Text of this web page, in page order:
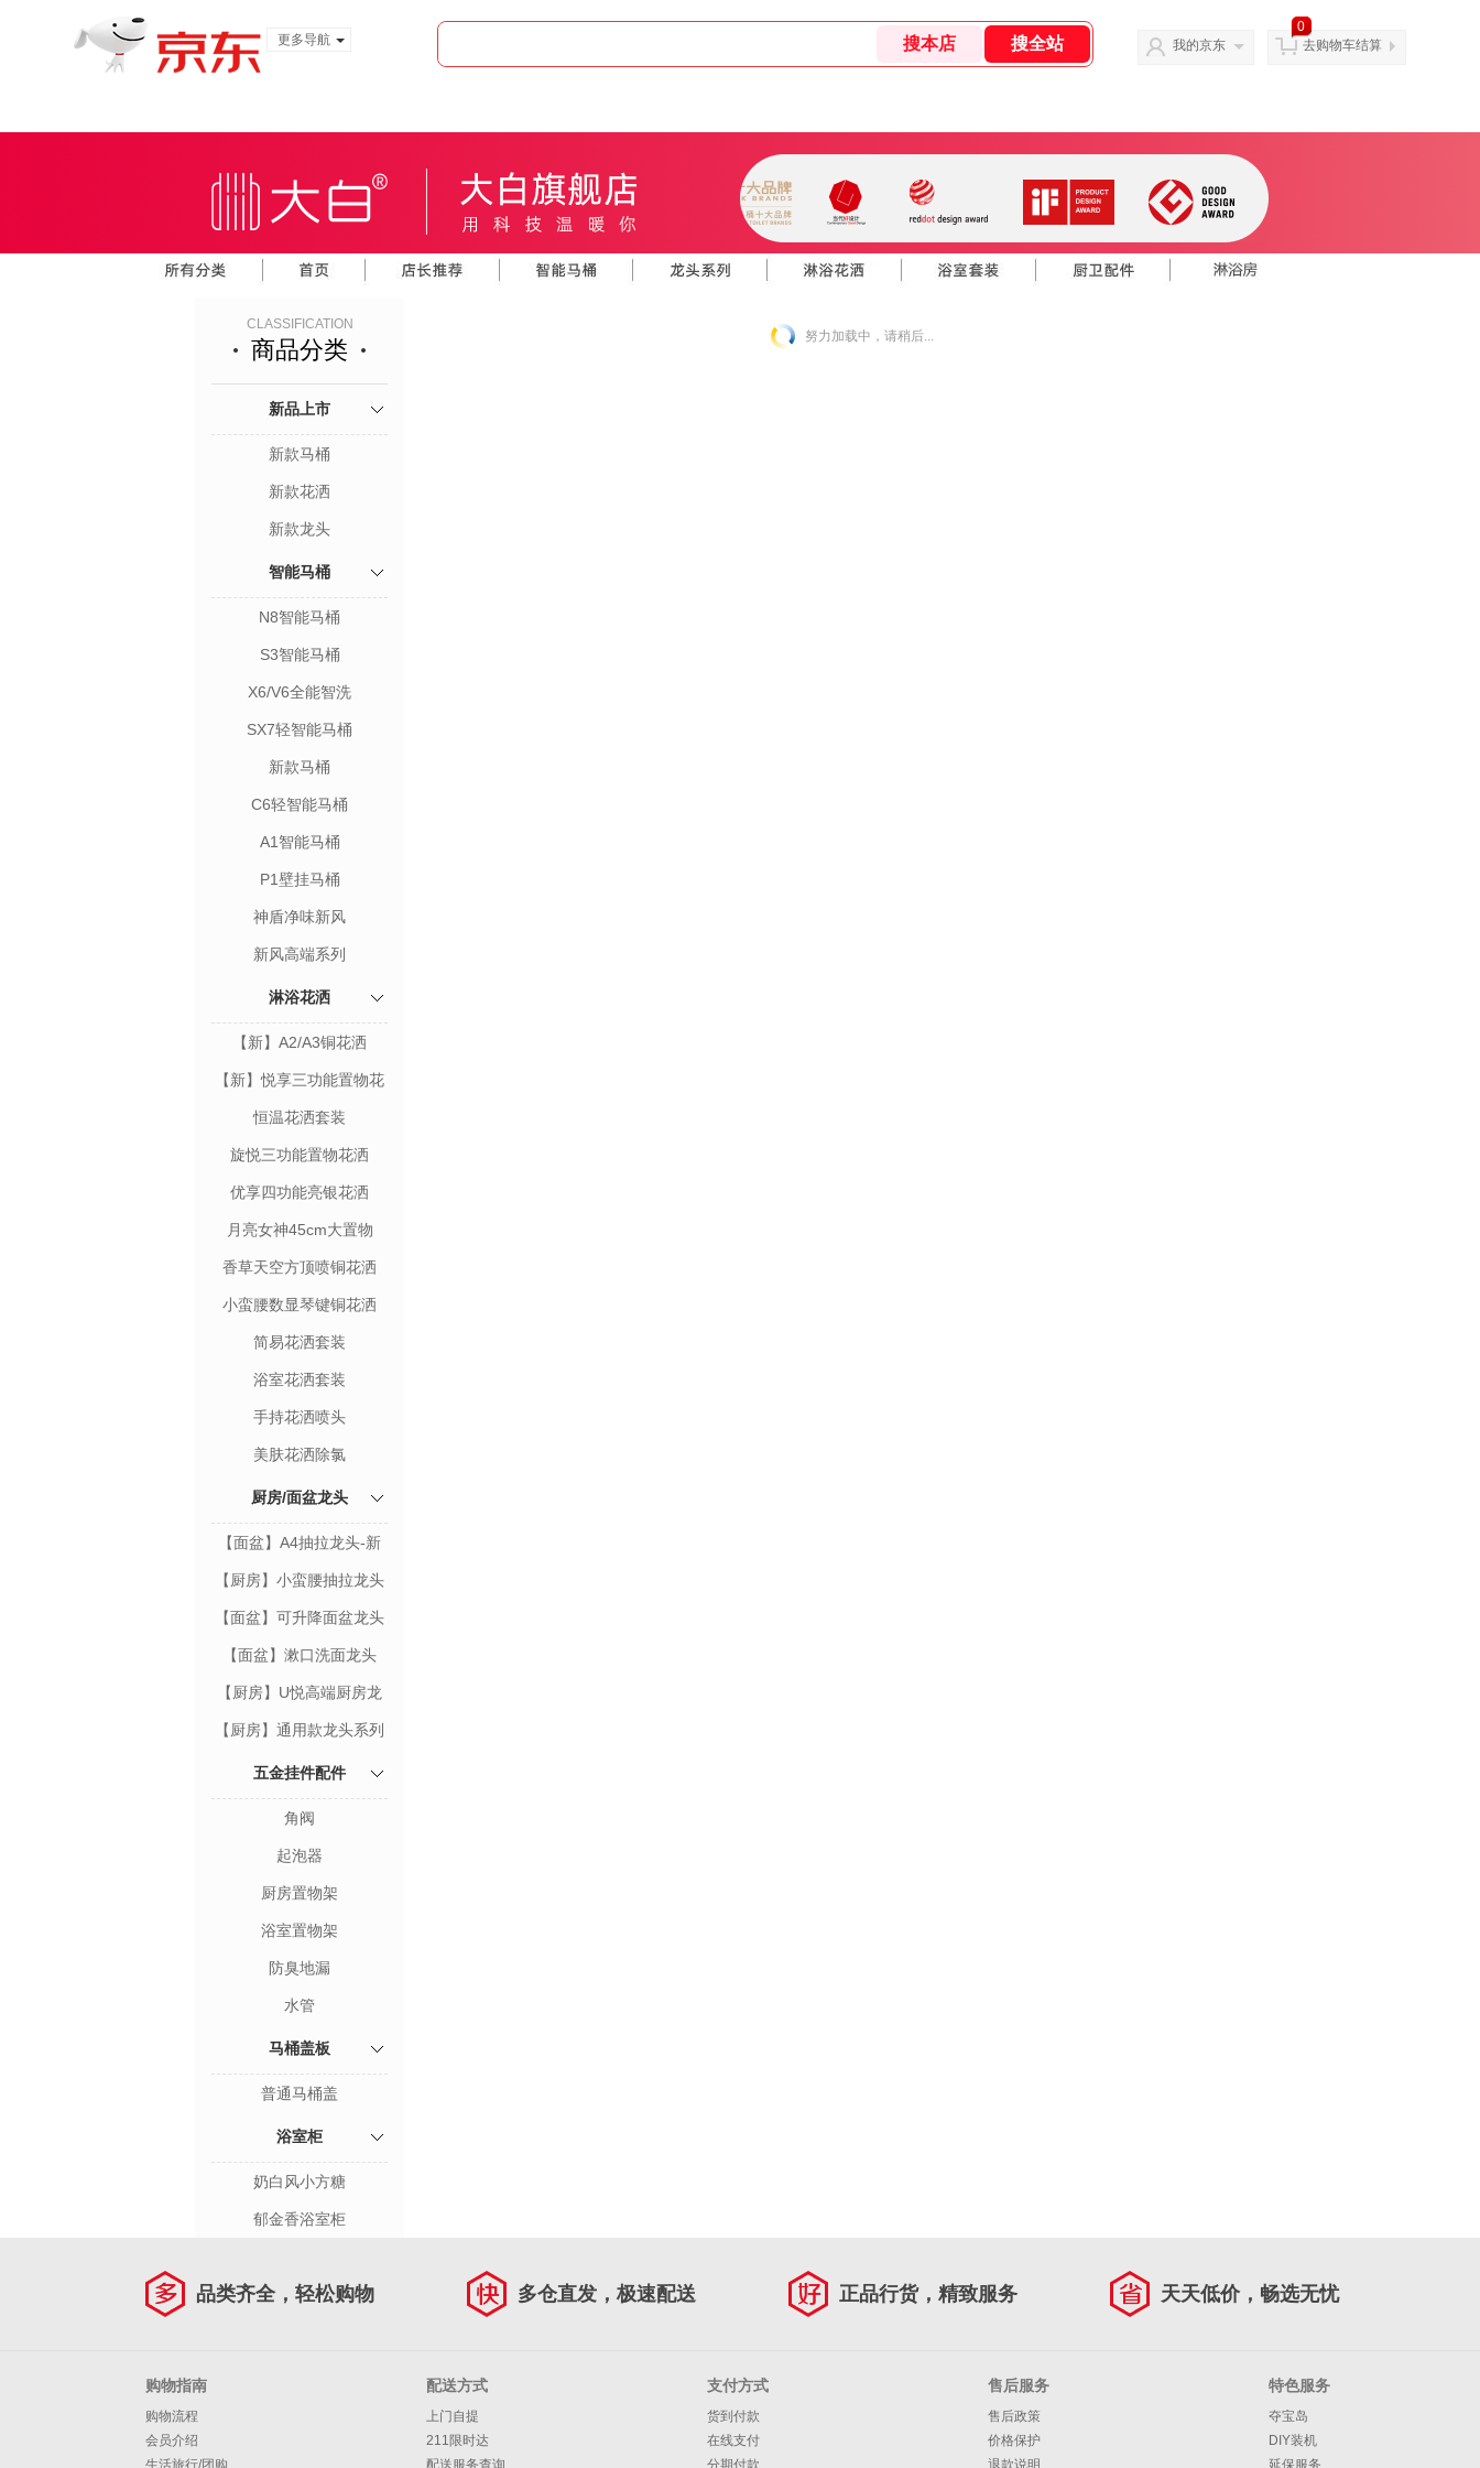
更多导航
我的京东
0
去购物车结算
CLASSIFICATION
商品分类
新品上市
新款马桶
新款花洒
新款龙头
智能马桶
N8智能马桶
S3智能马桶
X6/V6全能智洗
SX7轻智能马桶
新款马桶
C6轻智能马桶
A1智能马桶
P1壁挂马桶
神盾净味新风
新风高端系列
淋浴花洒
【新】A2/A3铜花洒
【新】悦享三功能置物花
洒
恒温花洒套装
旋悦三功能置物花洒
优享四功能亮银花洒
月亮女神45cm大置物
香草天空方顶喷铜花洒
小蛮腰数显琴键铜花洒
简易花洒套装
浴室花洒套装
手持花洒喷头
美肤花洒除氯
厨房/面盆龙头
【面盆】A4抽拉龙头-新
款
【厨房】小蛮腰抽拉龙头
【面盆】可升降面盆龙头
【面盆】漱口洗面龙头
【厨房】U悦高端厨房龙
【厨房】通用款龙头系列
五金挂件配件
角阀
起泡器
厨房置物架
浴室置物架
防臭地漏
水管
马桶盖板
普通马桶盖
浴室柜
奶白风小方糖
郁金香浴室柜
努力加载中，请稍后...
品类齐全，轻松购物 多仓直发，极速配送 正品行货，精致服务 天天低价，畅选无忧
购物指南
购物流程
会员介绍
生活旅行/团购
配送方式
上门自提
211限时达
配送服务查询
支付方式
货到付款
在线支付
分期付款
售后服务
售后政策
价格保护
退款说明
特色服务
夺宝岛
DIY装机
延保服务